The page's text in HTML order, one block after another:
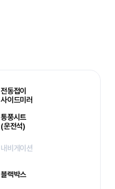
전동접이
사이드미러
통풍시트
(운전석)
내비게이션
블랙박스